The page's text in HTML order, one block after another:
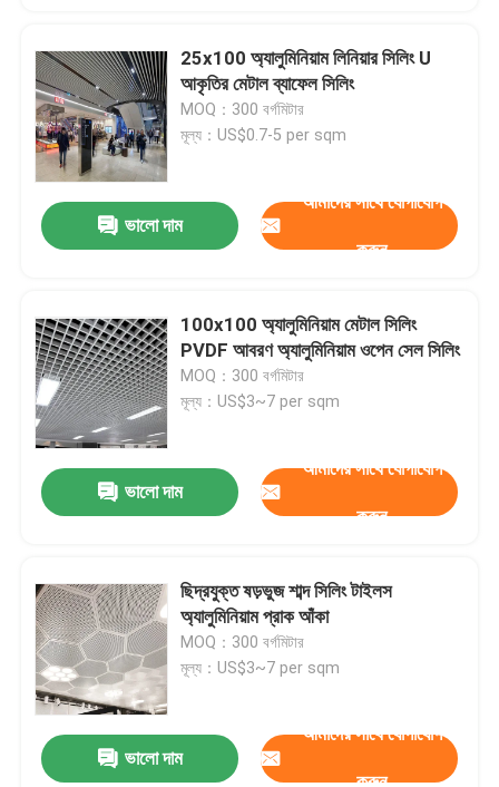
বাড়ি
25x100 অ্যালুমিনিয়াম লিনিয়ার সিলিং U
আকৃতির মেটাল ব্যাফেল সিলিং
MOQ：300 বর্গমিটার
মূল্য：US$0.7-5 per sqm
ভালো দাম
আমাদের সাথে যোগাযোগ
করুন
100x100 অ্যালুমিনিয়াম মেটাল সিলিং
PVDF আবরণ অ্যালুমিনিয়াম ওপেন সেল সিলিং
MOQ：300 বর্গমিটার
মূল্য：US$3~7 per sqm
ভালো দাম
আমাদের সাথে যোগাযোগ
করুন
ছিদ্রযুক্ত ষড়ভুজ শাব্দ সিলিং টাইলস
অ্যালুমিনিয়াম প্রাক আঁকা
MOQ：300 বর্গমিটার
মূল্য：US$3~7 per sqm
ভালো দাম
আমাদের সাথে যোগাযোগ
করুন